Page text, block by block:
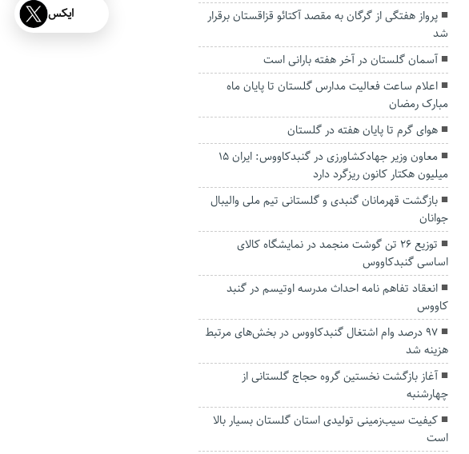
پرواز هفتگی از گرگان به مقصد آکتائو قزاقستان برقرار
شد
آسمان گلستان در آخر هفته بارانی است
اعلام ساعت فعالیت مدارس گلستان تا پایان ماه
مبارک رمضان
هوای گرم تا پایان هفته در گلستان
معاون وزیر جهادکشاورزی در گنبدکاووس: ایران ۱۵
میلیون هکتار کانون ریزگرد دارد
بازگشت قهرمانان گنبدی و گلستانی تیم ملی والیبال
جوانان
توزیع ۲۶ تن گوشت منجمد در نمایشگاه کالای
اساسی گنبدکاووس
انعقاد تفاهم نامه احداث مدرسه اوتیسم در گنبد
کاووس
۹۷ درصد وام اشتغال گنبدکاووس در بخش‌های مرتبط
هزینه شد
آغاز بازگشت نخستین گروه حجاج گلستانی از
چهارشنبه
کیفیت سیب‌زمینی تولیدی استان گلستان بسیار بالا
است
ایکس